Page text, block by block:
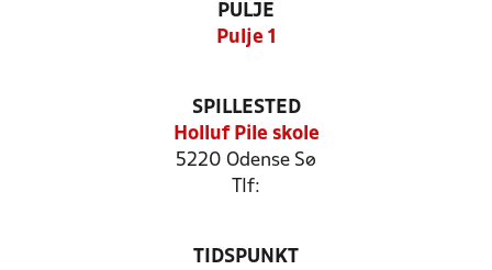
PULJE
Pulje 1
SPILLESTED
Holluf Pile skole
5220 Odense Sø
Tlf:
TIDSPUNKT